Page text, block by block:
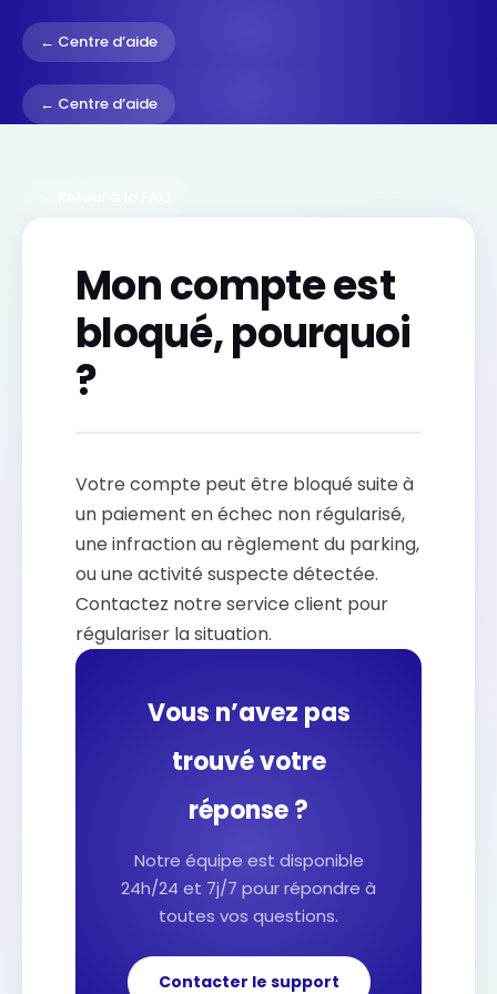
← Centre d’aide
← Centre d’aide
Mon compte est
bloqué, pourquoi
?
Votre compte peut être bloqué suite à
un paiement en échec non régularisé,
une infraction au règlement du parking,
ou une activité suspecte détectée.
Contactez notre service client pour
régulariser la situation.
Vous n’avez pas
trouvé votre
réponse ?
Notre équipe est disponible
24h/24 et 7j/7 pour répondre à
toutes vos questions.
Contacter le support